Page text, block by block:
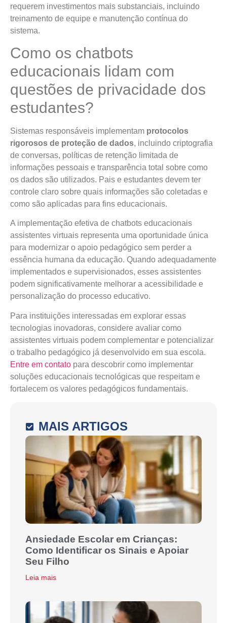
requerem investimentos mais substanciais, incluindo
treinamento de equipe e manutenção contínua do
sistema.
Como os chatbots
educacionais lidam com
questões de privacidade dos
estudantes?
Sistemas responsáveis implementam protocolos
rigorosos de proteção de dados, incluindo criptografia
de conversas, políticas de retenção limitada de
informações pessoais e transparência total sobre como
os dados são utilizados. Pais e estudantes devem ter
controle claro sobre quais informações são coletadas e
como são aplicadas para fins educacionais.
A implementação efetiva de chatbots educacionais
assistentes virtuais representa uma oportunidade única
para modernizar o apoio pedagógico sem perder a
essência humana da educação. Quando adequadamente
implementados e supervisionados, esses assistentes
podem significativamente melhorar a acessibilidade e
personalização do processo educativo.
Para instituições interessadas em explorar essas
tecnologias inovadoras, considere avaliar como
assistentes virtuais podem complementar e potencializar
o trabalho pedagógico já desenvolvido em sua escola.
Entre em contato para descobrir como implementar
soluções educacionais tecnológicas que respeitam e
fortalecem os valores pedagógicos fundamentais.
MAIS ARTIGOS
Ansiedade Escolar em Crianças:
Como Identificar os Sinais e Apoiar
Seu Filho
Leia mais